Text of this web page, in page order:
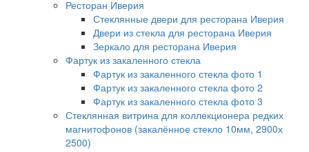
Ресторан Иверия
Стеклянные двери для ресторана Иверия
Двери из стекла для ресторана Иверия
Зеркало для ресторана Иверия
Фартук из закаленного стекла
Фартук из закаленного стекла фото 1
Фартук из закаленного стекла фото 2
Фартук из закаленного стекла фото 3
Стеклянная витрина для коллекционера редких
магнитофонов (закалённое стекло 10мм, 2900х
2500)